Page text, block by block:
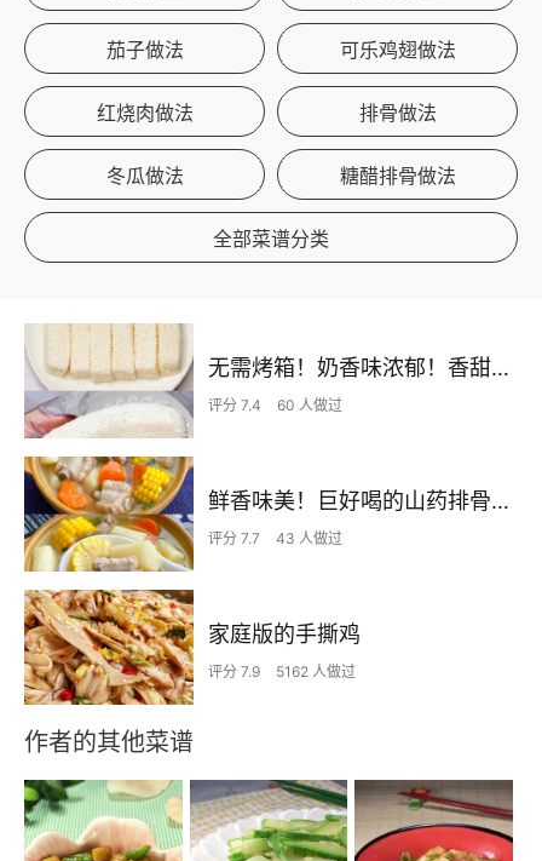
茄子做法 可乐鸡翅做法
红烧肉做法 排骨做法
冬瓜做法 糖醋排骨做法
全部菜谱分类
无需烤箱！奶香味浓郁！香甜嫩滑的椰蓉奶糕
评分 7.4 60 人做过
鲜香味美！巨好喝的山药排骨汤！！
评分 7.7 43 人做过
家庭版的手撕鸡
评分 7.9 5162 人做过
作者的其他菜谱